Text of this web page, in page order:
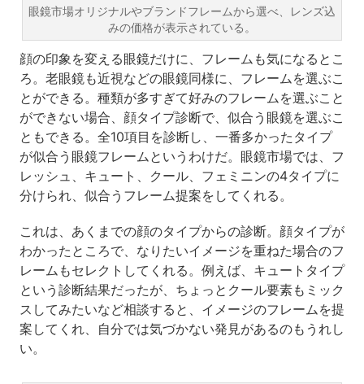
眼鏡市場オリジナルやブランドフレームから選べ、レンズ込
みの価格が表示されている。
顔の印象を変える眼鏡だけに、フレームも気になるとこ
ろ。老眼鏡も近視などの眼鏡同様に、フレームを選ぶこ
とができる。種類が多すぎて好みのフレームを選ぶこと
ができない場合、顔タイプ診断で、似合う眼鏡を選ぶこ
ともできる。全10項目を診断し、一番多かったタイプ
が似合う眼鏡フレームというわけだ。眼鏡市場では、フ
レッシュ、キュート、クール、フェミニンの4タイプに
分けられ、似合うフレーム提案をしてくれる。
これは、あくまでの顔のタイプからの診断。顔タイプが
わかったところで、なりたいイメージを重ねた場合のフ
レームもセレクトしてくれる。例えば、キュートタイプ
という診断結果だったが、ちょっとクール要素もミック
スしてみたいなど相談すると、イメージのフレームを提
案してくれ、自分では気づかない発見があるのもうれし
い。